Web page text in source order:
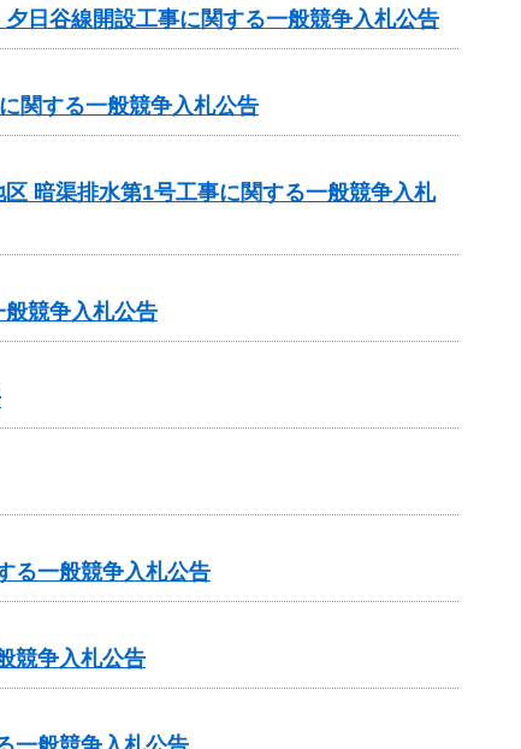
日谷線開設工事に関する一般競争入札公告
関する一般競争入札公告
暗渠排水第1号工事に関する一般競争入札
般競争入札公告
る一般競争入札公告
競争入札公告